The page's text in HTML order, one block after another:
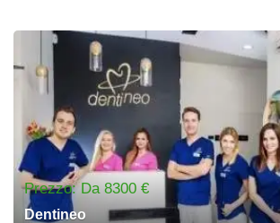
Prezzo: Da 8300 €
Dentineo